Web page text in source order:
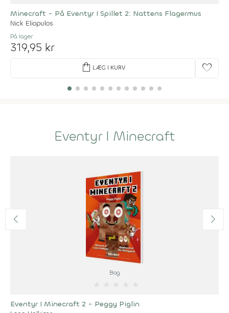
Minecraft - På Eventyr I Spillet 2: Nattens Flagermus
Nick Eliopulos
På lager
319,95 kr
shopping_bag LÆG I KURV favorite
Eventyr I Minecraft
Bog
Eventyr I Minecraft 2 - Peggy Piglin